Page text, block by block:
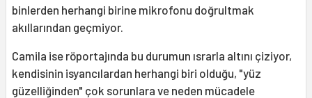
binlerden herhangi birine mikrofonu doğrultmak
akıllarından geçmiyor.
Camila ise röportajında bu durumun ısrarla altını çiziyor,
kendisinin isyancılardan herhangi biri olduğu, "yüz
güzelliğinden" çok sorunlara ve neden mücadele